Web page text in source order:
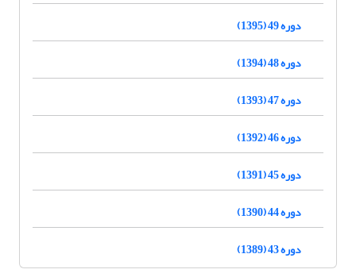
دوره 49 (1395)
دوره 48 (1394)
دوره 47 (1393)
دوره 46 (1392)
دوره 45 (1391)
دوره 44 (1390)
دوره 43 (1389)